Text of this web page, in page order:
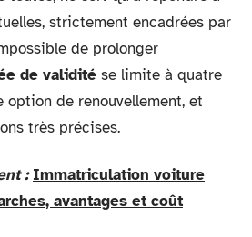
strictement encadrées par
de prolonger
de validité se limite à quatre
option de renouvellement, et
très précises.
: Immatriculation voiture
avantages et coût